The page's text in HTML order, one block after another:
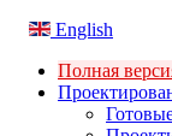
English
Полная